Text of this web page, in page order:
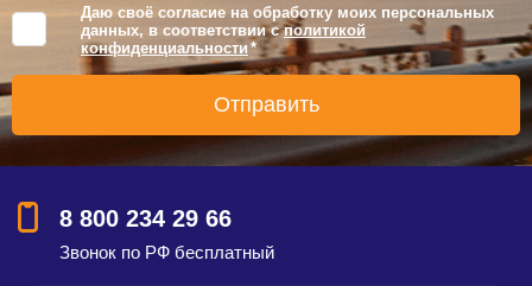
Даю своё согласие на обработку моих персональных
данных, в соответствии сполитикой
конфиденциальности *
8 800 234 29 66
Звонок по РФ бесплатный